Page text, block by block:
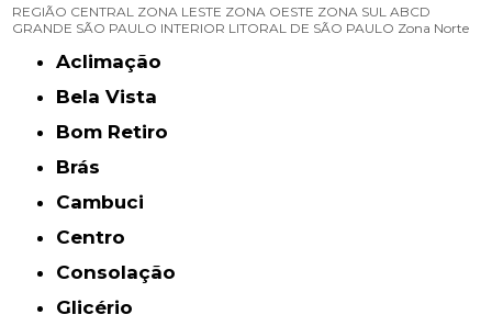
REGIÃO CENTRAL ZONA LESTE ZONA OESTE ZONA SUL ABCD
GRANDE SÃO PAULO INTERIOR LITORAL DE SÃO PAULO Zona Norte
Aclimação
Bela Vista
Bom Retiro
Brás
Cambuci
Centro
Consolação
Glicério